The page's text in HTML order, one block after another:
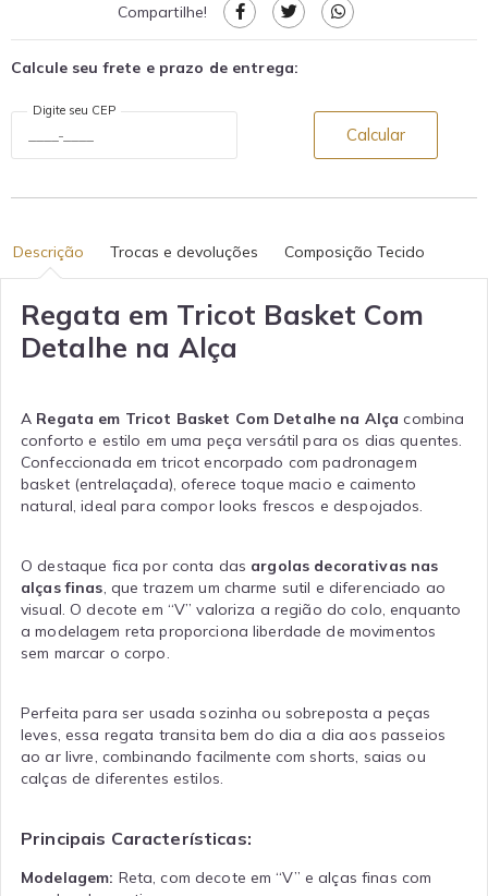
Compartilhe!
Calcule seu frete e prazo de entrega:
Digite seu CEP
Calcular
Descrição Trocas e devoluções Composição Tecido
Regata em Tricot Basket Com
Detalhe na Alça
A Regata em Tricot Basket Com Detalhe na Alça combina
conforto e estilo em uma peça versátil para os dias quentes.
Confeccionada em tricot encorpado com padronagem
basket (entrelaçada), oferece toque macio e caimento
natural, ideal para compor looks frescos e despojados.
O destaque fica por conta das argolas decorativas nas
alças finas , que trazem um charme sutil e diferenciado ao
visual. O decote em “V” valoriza a região do colo, enquanto
a modelagem reta proporciona liberdade de movimentos
sem marcar o corpo.
Perfeita para ser usada sozinha ou sobreposta a peças
leves, essa regata transita bem do dia a dia aos passeios
ao ar livre, combinando facilmente com shorts, saias ou
calças de diferentes estilos.
Principais Características:
Modelagem: Reta, com decote em “V” e alças finas com